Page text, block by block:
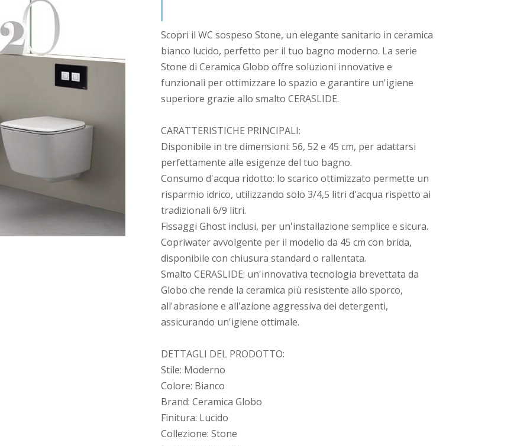
Scopri il WC sospeso Stone, un elegante sanitario in ceramica
bianco lucido, perfetto per il tuo bagno moderno. La serie
Stone di Ceramica Globo offre soluzioni innovative e
funzionali per ottimizzare lo spazio e garantire un'igiene
superiore grazie allo smalto CERASLIDE.
CARATTERISTICHE PRINCIPALI:
Disponibile in tre dimensioni: 56, 52 e 45 cm, per adattarsi
perfettamente alle esigenze del tuo bagno.
Consumo d'acqua ridotto: lo scarico ottimizzato permette un
risparmio idrico, utilizzando solo 3/4,5 litri d'acqua rispetto ai
tradizionali 6/9 litri.
Fissaggi Ghost inclusi, per un'installazione semplice e sicura.
Copriwater avvolgente per il modello da 45 cm con brida,
disponibile con chiusura standard o rallentata.
Smalto CERASLIDE: un'innovativa tecnologia brevettata da
Globo che rende la ceramica più resistente allo sporco,
all'abrasione e all'azione aggressiva dei detergenti,
assicurando un'igiene ottimale.
DETTAGLI DEL PRODOTTO:
Stile: Moderno
Colore: Bianco
Brand: Ceramica Globo
Finitura: Lucido
Collezione: Stone